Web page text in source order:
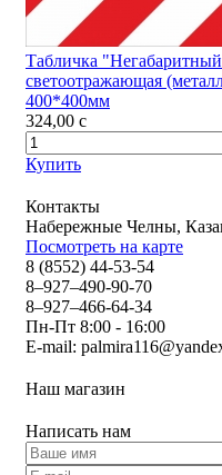
Табличка
светоотражающая
400*400мм
324,00 c
Купить
Контакты
Набережные Челны,
Посмотреть на карте
8 (8552) 44-53-54
8–927–490-90-70
8–927–466-64-34
Пн-Пт 8:00 - 16:00
E-mail:
Наш магазин
Написать нам